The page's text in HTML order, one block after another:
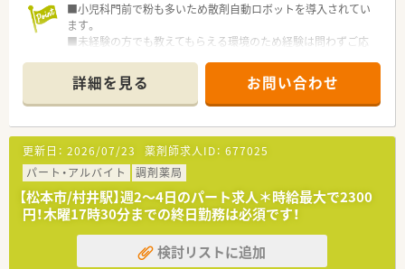
■小児科門前で粉も多いため散剤自動ロボットを導入されてい
ます。
■未経験の方でも教えてもらえる環境のため経験は問わずご応
■時給は面接後決定となりますが経験者は2100円以上相談可能
です。
詳細を見る お問い合わせ
更新日： 2026/07/23 薬剤師求人ID： 677025
パート・アルバイト
調剤薬局
【松本市/村井駅】週2～4日のパート求人＊時給最大で2300
円！木曜17時30分までの終日勤務は必須です！
検討リストに追加